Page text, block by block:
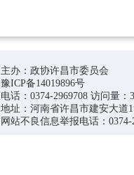
主办：政协许昌市委员会
豫ICP备14019896号
电话：0374-2969708 访问量：
地址：河南省许昌市建安大道
网站不良信息举报电话：